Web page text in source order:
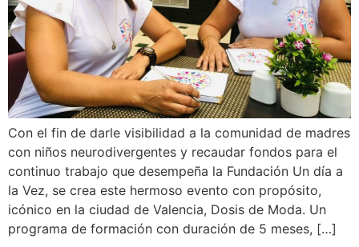
Con el fin de darle visibilidad a la comunidad de madres
con niños neurodivergentes y recaudar fondos para el
continuo trabajo que desempeña la Fundación Un día a
la Vez, se crea este hermoso evento con propósito,
icónico en la ciudad de Valencia, Dosis de Moda. Un
programa de formación con duración de 5 meses, […]